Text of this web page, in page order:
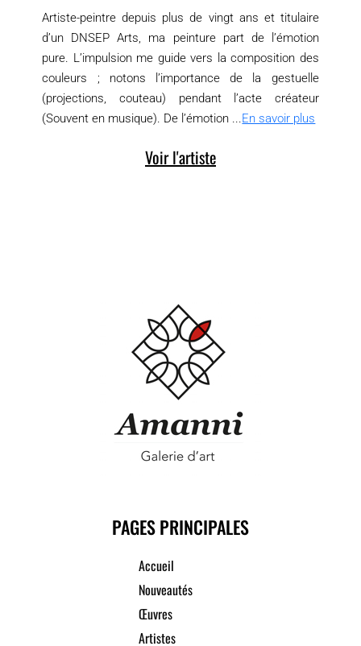
Artiste-peintre depuis plus de vingt ans et titulaire
d’un DNSEP Arts, ma peinture part de l’émotion
pure. L’impulsion me guide vers la composition des
couleurs ; notons l’importance de la gestuelle
(projections, couteau) pendant l’acte créateur
(Souvent en musique). De l’émotion ...En savoir plus
Voir l'artiste
PAGES PRINCIPALES
Accueil
Nouveautés
Œuvres
Artistes